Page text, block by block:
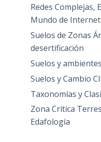
Redes Complejas,
Mundo de Internet
Suelos de Zonas
desertificación
Suelos y
Suelos y Cambio
Taxonomías y
Zona Crítica
Edafología